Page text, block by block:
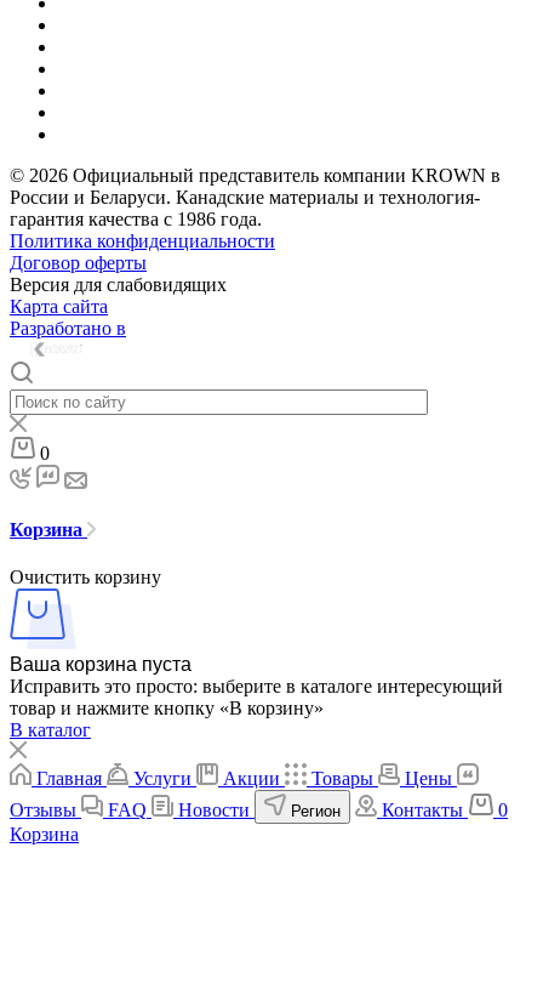
© 2026 Официальный представитель компании KROWN в
России и Беларуси. Канадские материалы и технология-
гарантия качества с 1986 года.
Политика конфиденциальности
Договор оферты
Версия для слабовидящих
Карта сайта
Разработано в
0
Корзина
Очистить корзину
Ваша корзина пуста
Исправить это просто: выберите в каталоге интересующий
товар и нажмите кнопку «В корзину»
В каталог
Главная Услуги Акции Товары
Цены
Отзывы
FAQ Новости Регион Контакты
0
Корзина